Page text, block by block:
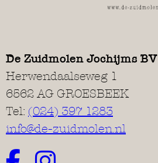
De Zuidmolen Jochijms BV
Herwendaalseweg 1
6562 AG GROESBEEK
Tel: (024) 397 1283
info@de-zuidmolen.nl